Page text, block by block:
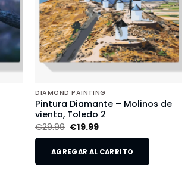
DIAMOND PAINTING
Pintura Diamante – Molinos de
viento, Toledo 2
€29.99 €19.99
AGREGAR AL CARRITO